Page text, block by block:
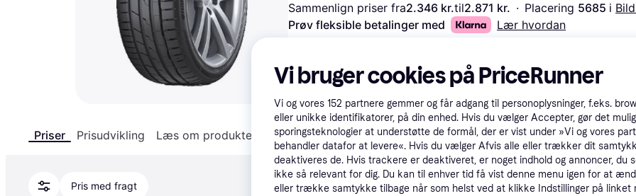
Sammenlign priser fra2.346 kr.til2.871 kr. · Placering 5685 i
Prøv fleksible betalinger med
Lær hvordan
Priser Prisudvikling Læs om produktet Specifikationer
Pris med fragt
Vi bruger cookies på PriceRunner
Vi og vores 152 partnere gemmer og får adgang til personoplysninger, f.eks.
eller unikke identifikatorer, på din enhed. Hvis du vælger Accepter, gør det
sporingsteknologier at understøtte de formål, der er vist under »Vi og vores
behandler datafor at levere«. Hvis du vælger Afvis alle eller trækker dit
deaktiveres de. Hvis trackere er deaktiveret, er noget indhold og annoncer, du
ikke så relevant for dig. Du kan til enhver tid få vist denne menu igen for at
eller trække samtykke tilbage når som helst ved at klikke Indstillinger på linket